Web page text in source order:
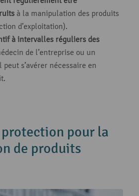
à la manipulation des produits
d’exploitation).
à intervalles réguliers des
de l’entreprise ou un
s’avérer nécessaire en
protection pour la
de produits